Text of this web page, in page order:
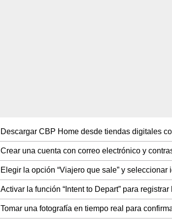
Descargar CBP Home desde tiendas digitales
Crear una cuenta con correo electrónico y
Elegir la opción “Viajero que sale” y seleccionar
Activar la función “Intent to Depart” para
Tomar una fotografía en tiempo real para